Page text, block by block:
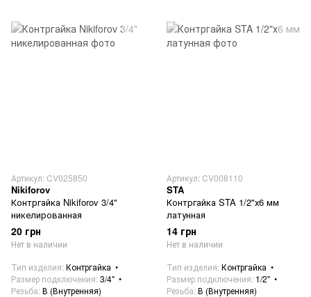
Артикул: CV025850
Nikiforov
Контргайка Nikiforov 3/4"
никелированная
20 грн
Нет в наличии
Тип изделия Контргайка
Размер подключения 3/4"
Резьба В (Внутренняя)
Артикул: CV008110
STA
Контргайка STA 1/2"х6 мм
латунная
14 грн
Нет в наличии
Тип изделия Контргайка
Размер подключения 1/2"
Резьба В (Внутренняя)